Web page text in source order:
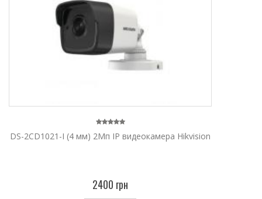
DS-2CD1021-I (4 мм) 2Мп IP видеокамера Hikvision
2400 грн